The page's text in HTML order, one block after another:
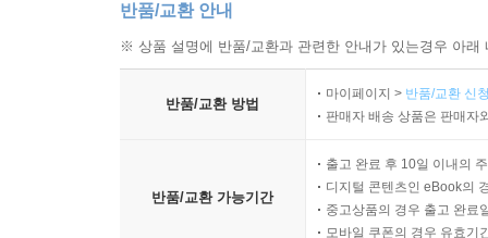
반품/교환 안내
※ 상품 설명에 반품/교환과 관련한 안내가 있는경우 아
반품/교환 방법
마이페이지 > 반품/교환 신
판매자 배송 상품은 판매자
반품/교환 가능기간
출고 완료 후 10일 이내의
디지털 콘텐츠인 eBook의
중고상품의 경우 출고 완료
모바일 쿠폰의 경우 유효기